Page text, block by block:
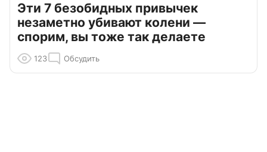
Эти 7 безобидных привычек
незаметно убивают колени —
спорим, вы тоже так делаете
123 Обсудить